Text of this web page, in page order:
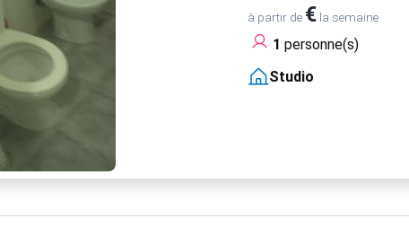
à partir de €la semaine
1 personne(s)
Studio